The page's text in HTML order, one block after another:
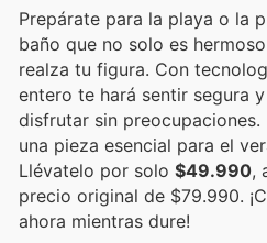
Prepárate para la playa o la
baño que no solo es
realza tu figura. Con
entero te hará sentir segura
disfrutar sin preocupaciones.
una pieza esencial para el
Llévatelo por solo $49.990,
precio original de $79.990.
ahora mientras dure!